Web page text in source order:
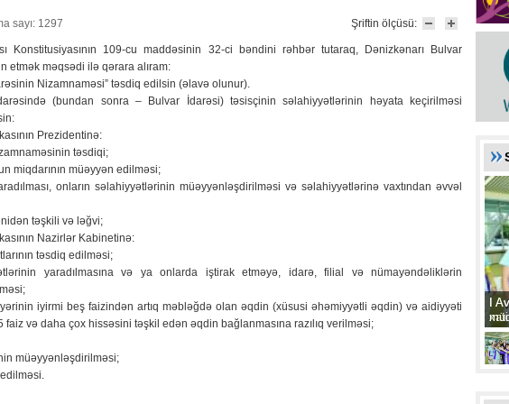
Şriftin ölçüsü:
sayı: 1297
Konstitusiyasının 109-cu maddəsinin 32-ci bəndini rəhbər tutaraq, Dənizkənarı Bulvar
etmək məqsədi ilə qərara alıram:
Nizamnaməsi” təsdiq edilsin (əlavə olunur).
(bundan sonra – Bulvar İdarəsi) təsisçinin səlahiyyətlərinin həyata keçirilməsi
Prezidentinə:
təsdiqi;
miqdarının müəyyən edilməsi;
onların səlahiyyətlərinin müəyyənləşdirilməsi və səlahiyyətlərinə vaxtından əvvəl
təşkili və ləğvi;
Nazirlər Kabinetinə:
təsdiq edilməsi;
yaradılmasına və ya onlarda iştirak etməyə, idarə, filial və nümayəndəliklərin
iyirmi beş faizindən artıq məbləğdə olan əqdin (xüsusi əhəmiyyətli əqdin) və aidiyyəti
və daha çox hissəsini təşkil edən əqdin bağlanmasına razılıq verilməsi;
müəyyənləşdirilməsi;
II